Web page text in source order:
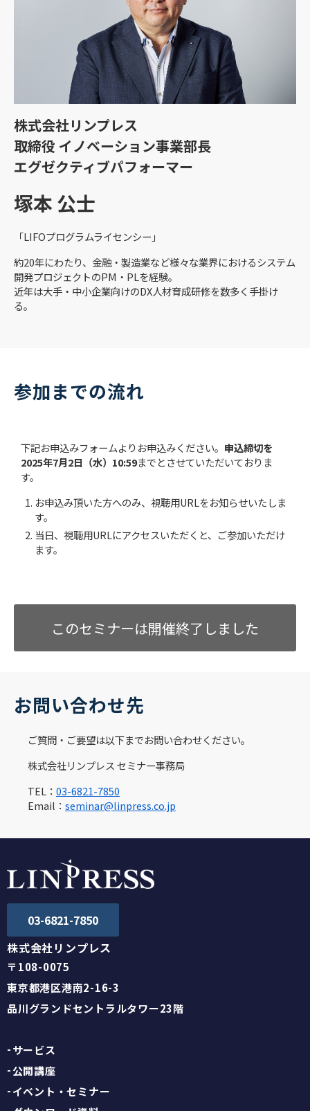
株式会社リンプレス
取締役 イノベーション事業部長
エグゼクティブパフォーマー
塚本 公士
「LIFOプログラムライセンシー」
約20年にわたり、金融・製造業など様々な業界におけるシステム
開発プロジェクトのPM・PLを経験。
近年は大手・中小企業向けのDX人材育成研修を数多く手掛け
る。
参加までの流れ
下記お申込みフォームよりお申込みください。 申込締切を
2025年7月2日（水）10:59までとさせていただいておりま
す。
お申込み頂いた方へのみ、視聴用URLをお知らせいたしま
す。
当日、視聴用URLにアクセスいただくと、ご参加いただけ
ます。
このセミナーは開催終了しました
お問い合わせ先
ご質問・ご要望は以下までお問い合わせください。
株式会社リンプレス セミナー事務局
TEL： 03-6821-7850
Email： seminar@linpress.co.jp
03-6821-7850
株式会社リンプレス
〒108-0075
東京都港区港南2-16-3
品川グランドセントラルタワー23階
サービス
公開講座
イベント・セミナー